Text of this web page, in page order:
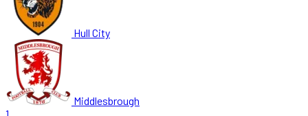
Hull City
Middlesbrough
1